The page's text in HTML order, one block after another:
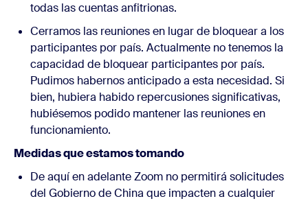
todas las cuentas anfitrionas.
Cerramos las reuniones en lugar de bloquear a los
participantes por país. Actualmente no tenemos la
capacidad de bloquear participantes por país.
Pudimos habernos anticipado a esta necesidad. Si
bien, hubiera habido repercusiones significativas,
hubiésemos podido mantener las reuniones en
funcionamiento.
Medidas que estamos tomando
De aquí en adelante Zoom no permitirá solicitudes
del Gobierno de China que impacten a cualquier